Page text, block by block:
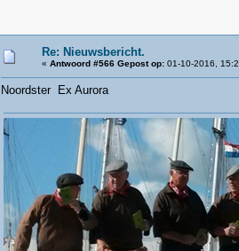
Re: Nieuwsbericht.
« Antwoord #566 Gepost op:01-10-2016,
Noordster Ex Aurora